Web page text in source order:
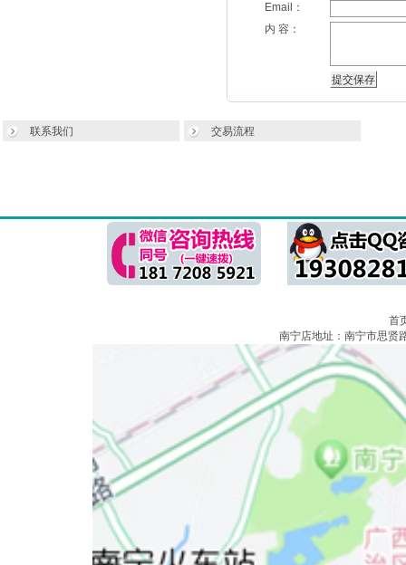
Email：
内 容：
联系我们 交易流程
首
南宁店地址：南宁市思贤